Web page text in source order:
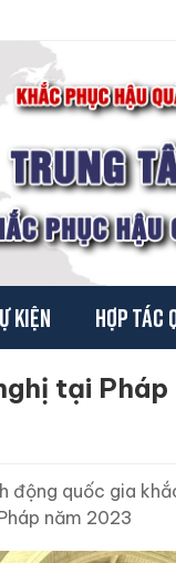
kiện Hợp tác
tại Pháp
động quốc gia
năm 2023